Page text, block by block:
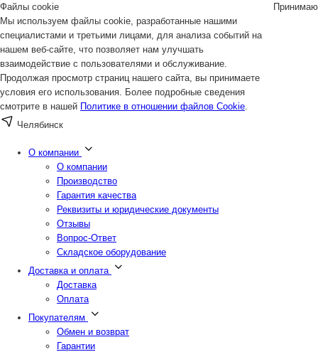
Файлы cookie
Мы используем файлы cookie, разработанные нашими
специалистами и третьими лицами, для анализа событий на
нашем веб-сайте, что позволяет нам улучшать
взаимодействие с пользователями и обслуживание.
Продолжая просмотр страниц нашего сайта, вы принимаете
условия его использования. Более подробные сведения
смотрите в нашей Политике в отношении файлов Cookie.
Принимаю
Челябинск
О компании
О компании
Производство
Гарантия качества
Реквизиты и юридические документы
Отзывы
Вопрос-Ответ
Складское оборудование
Доставка и оплата
Доставка
Оплата
Покупателям
Обмен и возврат
Гарантии